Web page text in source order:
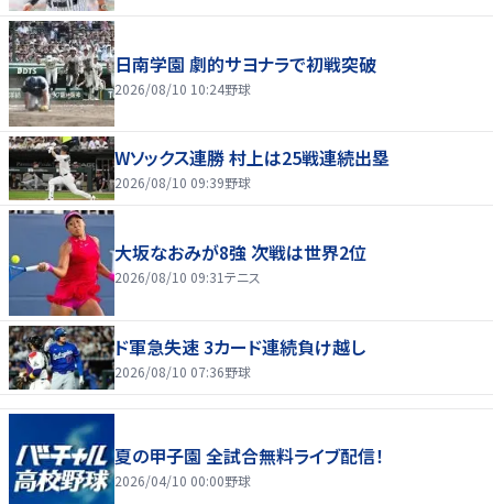
日南学園 劇的サヨナラで初戦突破
2026/08/10 10:24野球
Wソックス連勝 村上は25戦連続出塁
2026/08/10 09:39野球
大坂なおみが8強 次戦は世界2位
2026/08/10 09:31テニス
ド軍急失速 3カード連続負け越し
2026/08/10 07:36野球
夏の甲子園 全試合無料ライブ配信！
2026/04/10 00:00野球